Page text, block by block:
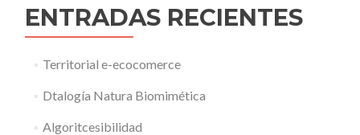
ENTRADAS RECIENTES
Territorial e-ecocomerce
Dtalogía Natura Biomimética
Algoritcesibilidad